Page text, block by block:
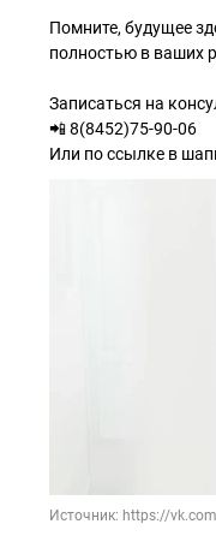
Помните, будущее
полностью в ваших
Записаться на
📲 8(8452)75-90-06
Или по ссылке в
Источник: https://